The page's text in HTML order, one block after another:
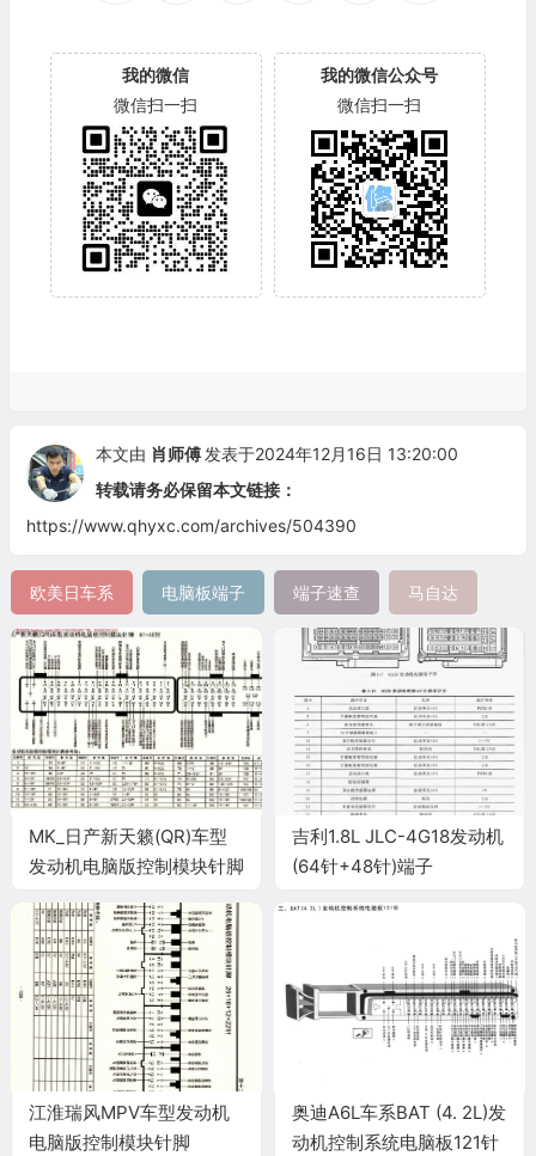
我的微信
微信扫一扫
我的微信公众号
微信扫一扫
本文由 肖师傅 发表于2024年12月16日 13:20:00
转载请务必保留本文链接：
https://www.qhyxc.com/archives/504390
欧美日车系 电脑板端子 端子速查 马自达
MK_日产新天籁(QR)车型
发动机电脑版控制模块针脚
吉利1.8L JLC-4G18发动机
(64针+48针)端子
江淮瑞风MPV车型发动机
电脑版控制模块针脚
奥迪A6L车系BAT (4. 2L)发
动机控制系统电脑板121针